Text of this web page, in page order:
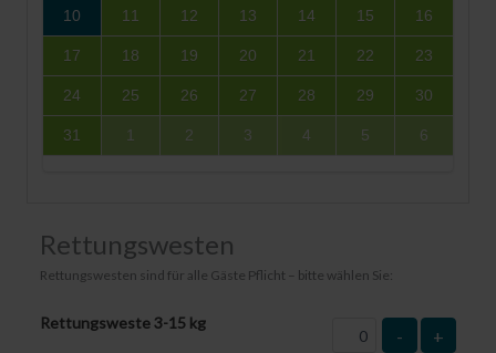
10 11 12 13 14 15 16
17 18 19 20 21 22 23
24 25 26 27 28 29 30
31 1 2 3 4 5 6
Rettungswesten
Rettungswesten sind für alle Gäste Pflicht – bitte wählen Sie:
Rettungsweste 3-15 kg
- +